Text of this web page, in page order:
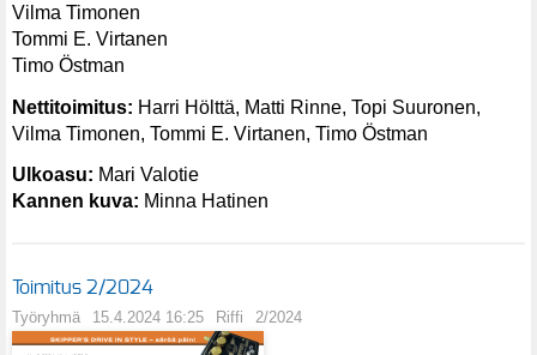
Vilma Timonen
Tommi E. Virtanen
Timo Östman
Nettitoimitus: Harri Hölttä, Matti Rinne, Topi Suuronen,
Vilma Timonen, Tommi E. Virtanen, Timo Östman
Ulkoasu: Mari Valotie
Kannen kuva: Minna Hatinen
Toimitus 2/2024
Työryhmä 15.4.2024 16:25 Riffi 2/2024